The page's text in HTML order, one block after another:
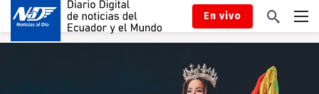
En vivo